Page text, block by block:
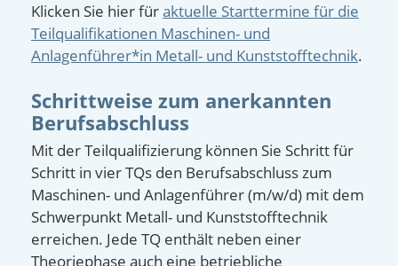
Klicken Sie hier füraktuelle Starttermine für die
Teilqualifikationen Maschinen- und
Anlagenführer*in Metall- und Kunststofftechnik.
Schrittweise zum anerkannten
Berufsabschluss
Mit der Teilqualifizierung können Sie Schritt für
Schritt in vier TQs den Berufsabschluss zum
Maschinen- und Anlagenführer (m/w/d) mit dem
Schwerpunkt Metall- und Kunststofftechnik
erreichen. Jede TQ enthält neben einer
Theoriephase auch eine betriebliche